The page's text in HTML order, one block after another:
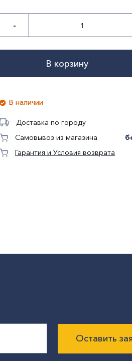
-
В корзину
В наличии
Доставка по городу
Самовывоз из магазина
Гарантия и Условия возврата
Оставить